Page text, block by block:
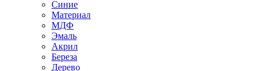
Синие
Материал
МДФ
Эмаль
Акрил
Береза
Дерево